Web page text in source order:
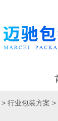
> 行业包装方案 >